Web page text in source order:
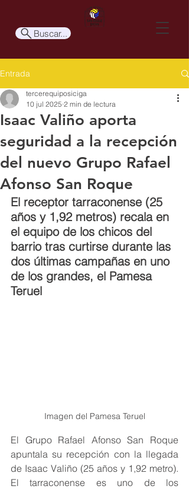
Buscar...
Entrada
Isaac Valiño aporta
seguridad a la recepción
del nuevo Grupo Rafael
Afonso San Roque
tercerequiposiciga
10 jul 2025 2 min de lectura
El receptor tarraconense (25
años y 1,92 metros) recala en
el equipo de los chicos del
barrio tras curtirse durante las
dos últimas campañas en uno
de los grandes, el Pamesa
Teruel
Imagen del Pamesa Teruel
El Grupo Rafael Afonso San Roque
apuntala su recepción con la llegada
de Isaac Valiño (25 años y 1,92 metro).
El tarraconense es uno de los